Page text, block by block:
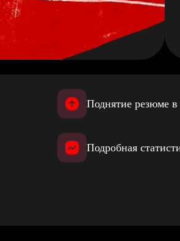
Поднятие резюме в
Подробная